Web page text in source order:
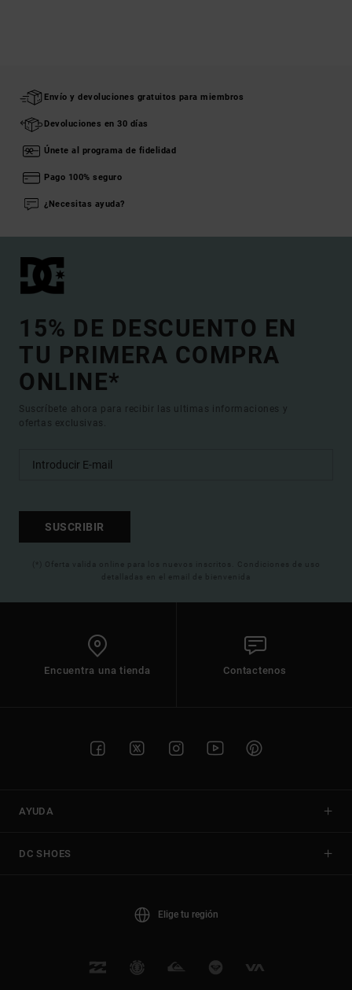
Envío y devoluciones gratuitos para miembros
Devoluciones en 30 días
Únete al programa de fidelidad
Pago 100% seguro
¿Necesitas ayuda?
15% DE DESCUENTO EN
TU PRIMERA COMPRA
ONLINE*
Suscríbete ahora para recibir las ultimas informaciones y
ofertas exclusivas.
SUSCRIBIR
(*) Oferta valida online para los nuevos inscritos. Condiciones de uso
detalladas en el email de bienvenida
Encuentra una tienda Contactenos
AYUDA
DC SHOES
Elige tu región